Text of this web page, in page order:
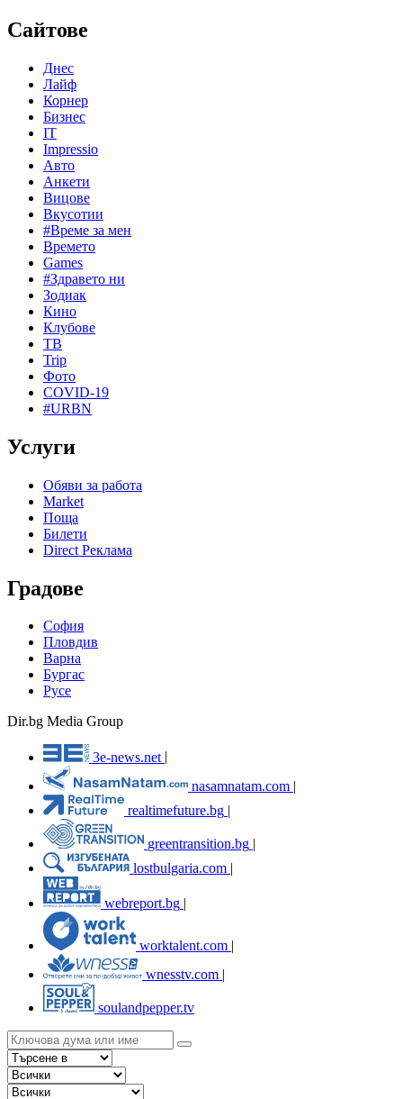
Сайтове
Днес
Лайф
Корнер
Бизнес
IT
Impressio
Авто
Анкети
Вицове
Вкусотии
#Време за мен
Времето
Games
#Здравето ни
Зодиак
Кино
Клубове
ТВ
Trip
Фото
COVID-19
#URBN
Услуги
Обяви за работа
Market
Поща
Билети
Direct Реклама
Градове
София
Пловдив
Варна
Бургас
Русе
Dir.bg Media Group
3e-news.net
nasamnatam.com |
realtimefuture.bg |
greentransition.bg |
lostbulgaria.com |
webreport.bg
worktalent.com |
wnesstv.com |
soulandpepper.tv